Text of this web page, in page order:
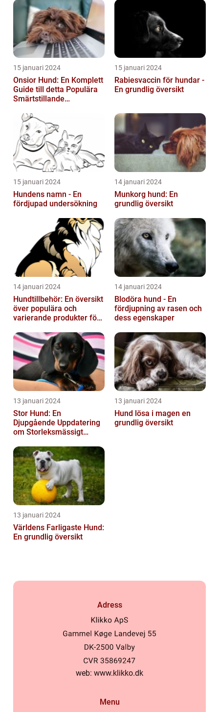
15 januari 2024
Onsior Hund: En Komplett
Guide till detta Populära
Smärtstillande
15 januari 2024
Rabiesvaccin för hundar -
En grundlig översikt
15 januari 2024
Hundens namn - En
fördjupad undersökning
14 januari 2024
Munkorg hund: En
grundlig översikt
14 januari 2024
Hundtillbehör: En översikt
över populära och
varierande produkter för
14 januari 2024
Blodöra hund - En
fördjupning av rasen och
dess egenskaper
13 januari 2024
Stor Hund: En
Djupgående Uppdatering
om Storleksmässigt
Hundsporter för
Hundälskare
13 januari 2024
Hund lösa i magen en
grundlig översikt
13 januari 2024
Världens Farligaste Hund:
En grundlig översikt
Adress
web: www.klikko.dk
Menu